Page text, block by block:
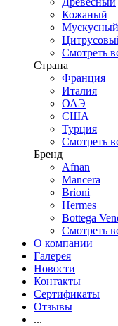
Кожаный
Мускусный
Смотреть
Страна
Франция
Италия
ОАЭ
США
Турция
Смотреть
Бренд
Afnan
Mancera
Brioni
Hermes
Bottega
Смотреть
О компании
Галерея
Новости
Контакты
Сертификаты
Отзывы
...